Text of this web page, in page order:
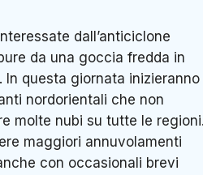
dall’anticiclone
da una goccia fredda in
questa giornata inizieranno
nordorientali che non
molte nubi su tutte le
maggiori annuvolamenti
con occasionali brevi